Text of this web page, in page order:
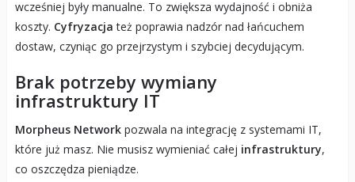
wcześniej były manualne. To zwiększa wydajność i obniża
koszty. Cyfryzacja też poprawia nadzór nad łańcuchem
dostaw, czyniąc go przejrzystym i szybciej decydującym.
Brak potrzeby wymiany
infrastruktury IT
Morpheus Networkpozwala na integrację z systemami IT,
które już masz. Nie musisz wymieniać całej infrastruktury,
co oszczędza pieniądze.